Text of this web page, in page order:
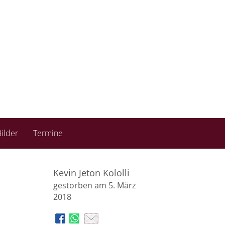
Termine
Kevin Jeton Kololli
gestorben am 5. März
2018